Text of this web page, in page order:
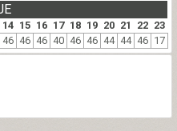
14 15 16 17 18 19 20 21 22 23
46 46 46 40 46 46 44 44 46 17